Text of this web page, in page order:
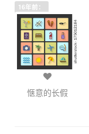
16年前：
惬意的长假